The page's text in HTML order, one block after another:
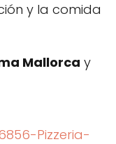
y la comida
Mallorca y
Pizzeria-